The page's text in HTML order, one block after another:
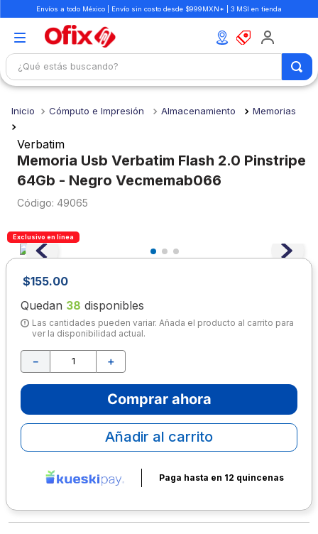
Envíos a todo México | Envío sin costo desde $999MXN* | 3 MSI en tienda
¿Qué estás buscando?
Cómputo e Impresión Almacenamiento Memorias
Verbatim
Memoria Usb Verbatim Flash 2.0 Pinstripe
64Gb - Negro Vecmemab066
: 49065
Exclusivo en línea
$155.00
Quedan 38 disponibles
Las cantidades pueden variar. Añada el producto al carrito para
ver la disponibilidad actual.
＋
－
Comprar ahora
Añadir al carrito
Paga hasta en 12 quincenas
1.
mochilas
2.
libretas
3.
cuaderno
6.
boligrafo
.
escolar